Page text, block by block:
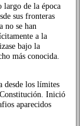
largo de la época
sus fronteras
no se han
a la
bajo la
más conocida.
desde los límites
Inició
aparecidos